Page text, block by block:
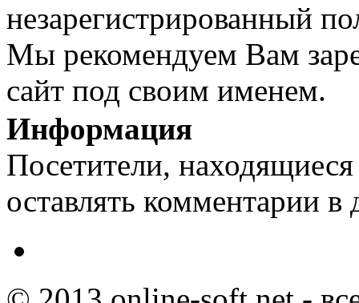
незарегистрированный
Мы рекомендуем Вам
сайт под своим именем.
Информация
Посетители,
оставлять комментарии в